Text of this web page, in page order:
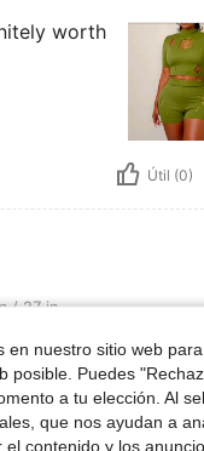
worth
Útil (0)
cm / 40 in, Forma del
/ 27 in
en nuestro sitio web
posible. Puedes
a tu elección. Al
que nos ayudan a
contenido y los